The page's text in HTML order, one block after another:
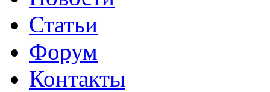
Статьи
Форум
Контакты